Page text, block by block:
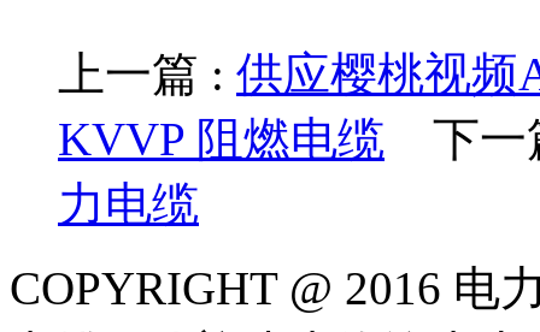
上一篇 : 供应樱桃视频
KVVP 阻燃电缆 下
力电缆
COPYRIGHT @ 2016 电